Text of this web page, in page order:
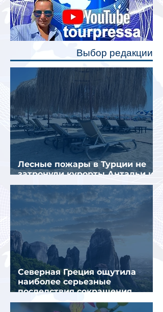
станут индивидуальные шторки у
каждого спального места. Они
позволят пассажирам закрыть свою
полку во время сна или отдыха,
Выбор редакции
Лесные пожары в Турции не
затронули курорты Антальи и
Муглы
Северная Греция ощутила
наиболее серьезные
последствия сокращения
турпотока из России